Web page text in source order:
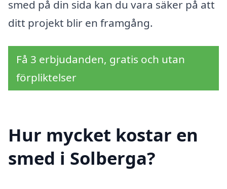
smed på din sida kan du vara säker på att
ditt projekt blir en framgång.
Få 3 erbjudanden, gratis och utan
förpliktelser
Hur mycket kostar en
smed i Solberga?